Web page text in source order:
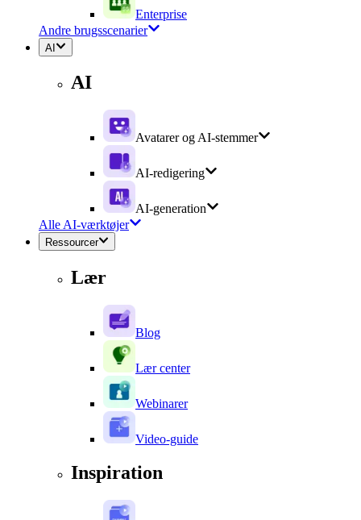
Enterprise
Andre brugsscenarier
AI
AI
Avatarer og AI-stemmer
AI-redigering
AI-generation
Alle AI-værktøjer
Ressourcer
Lær
Blog
Lær center
Webinarer
Video-guide
Inspiration